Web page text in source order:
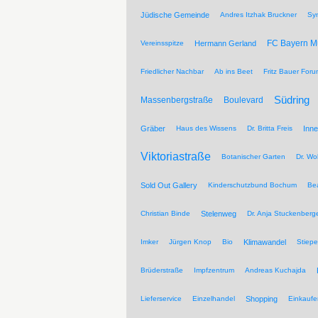
Jüdische Gemeinde Andres Itzhak Bruckner
Vereinsspitze Hermann Gerland FC Bayern
Friedlicher Nachbar Ab ins Beet Fritz Bauer
Massenbergstraße Boulevard Südring
Gräber Haus des Wissens Dr. Britta Freis
Viktoriastraße Botanischer Garten Dr.
Sold Out Gallery Kinderschutzbund Bochum
Christian Binde Stelenweg Dr. Anja
Imker Jürgen Knop Bio Klimawandel
Brüderstraße Impfzentrum Andreas Kuchajda
Lieferservice Einzelhandel Shopping